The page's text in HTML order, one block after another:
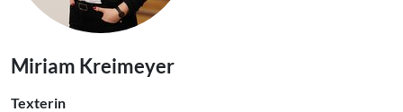
Miriam Kreimeyer
Texterin